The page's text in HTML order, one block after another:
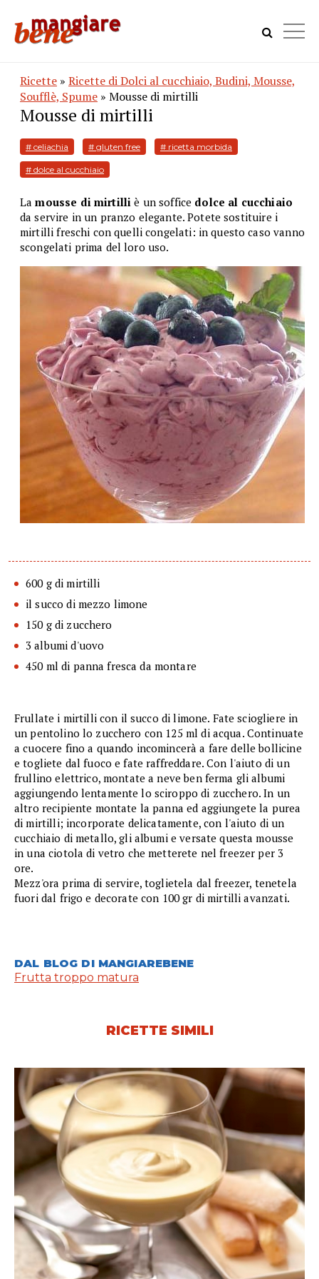
Ricette » Ricette di Dolci al cucchiaio, Budini, Mousse,
Soufflè, Spume » Mousse di mirtilli
Mousse di mirtilli
# celiachia # gluten free # ricetta morbida
# dolce al cucchiaio
La mousse di mirtilliè un soffice dolce al cucchiaio
da servire in un pranzo elegante. Potete sostituire i
mirtilli freschi con quelli congelati: in questo caso vanno
scongelati prima del loro uso.
600 g di mirtilli
il succo di mezzo limone
150 g di zucchero
3 albumi d'uovo
450 ml di panna fresca da montare
Frullate i mirtilli con il succo di limone. Fate sciogliere in
un pentolino lo zucchero con 125 ml di acqua. Continuate
a cuocere fino a quando incomincerà a fare delle bollicine
e togliete dal fuoco e fate raffreddare. Con l'aiuto di un
frullino elettrico, montate a neve ben ferma gli albumi
aggiungendo lentamente lo sciroppo di zucchero. In un
altro recipiente montate la panna ed aggiungete la purea
di mirtilli; incorporate delicatamente, con l'aiuto di un
cucchiaio di metallo, gli albumi e versate questa mousse
in una ciotola di vetro che metterete nel freezer per 3
ore.
Mezz'ora prima di servire, toglietela dal freezer, tenetela
fuori dal frigo e decorate con 100 gr di mirtilli avanzati.
DAL BLOG DI MANGIAREBENE
Frutta troppo matura
RICETTE SIMILI